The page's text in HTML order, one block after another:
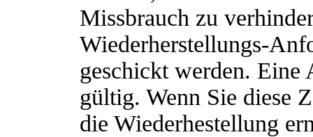
Missbrauch zu
Wiederherstellungs-
geschickt werden. Eine
gültig. Wenn Sie diese
die Wiederhestellung